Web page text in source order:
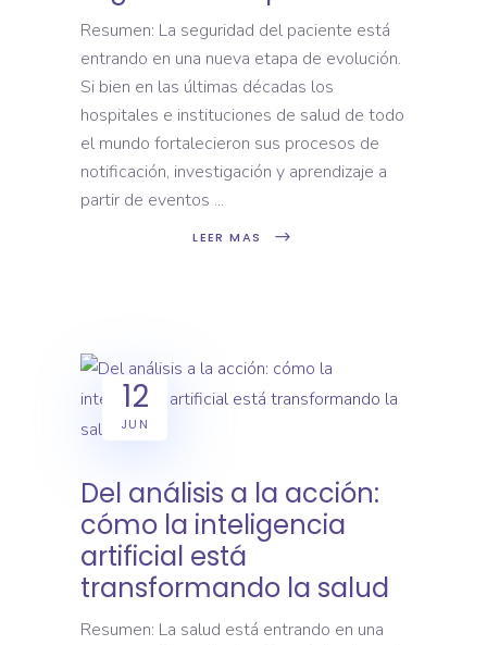
Resumen: La seguridad del paciente está
entrando en una nueva etapa de evolución.
Si bien en las últimas décadas los
hospitales e instituciones de salud de todo
el mundo fortalecieron sus procesos de
notificación, investigación y aprendizaje a
partir de eventos
LEER MAS
12
JUN
Del análisis a la acción:
cómo la inteligencia
artificial está
transformando la salud
Resumen: La salud está entrando en una